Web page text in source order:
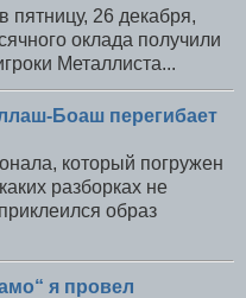
пятницу, 26 декабря,
оклада получили
Металлиста...
Боаш перегибает
который погружен
разборках не
образ
я провел